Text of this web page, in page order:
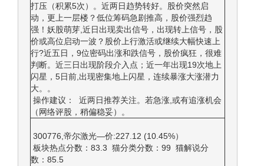
打压（积累5次）。近两日趋势转好。股价突然启
动，更上一层楼？低位筹码急剧推高，股价强烈趋
强！妖股萌芽,近日出现卖出信号，出现转上信号，股
价或高位启动一波？股价上行激活或继续大幅快速上
行?近五日，9位密码出涨和跌信号，股价疯狂，很难
判断。近三日出现阶段介入点；近一年出现19次地上
闪星，5日前,出现密集地上闪星，连续暴涨大涨潜力
大。。
操作建议： 近两日推荐关注。若急涨,或有追涨机会
（网络评股，稍偏稳妥）。
300776,帝尔激光—价:227.12 (10.45%）
板块热点分数：83.3 猫分类分数：99 猫解说分
数：85.5